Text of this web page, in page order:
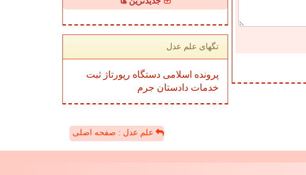
تگهای علم عدل
پرونده اسلامی دستگاه رپورتاژ ثبت
خدمات دادستان جرم
علم عدل : صفحه اصلی